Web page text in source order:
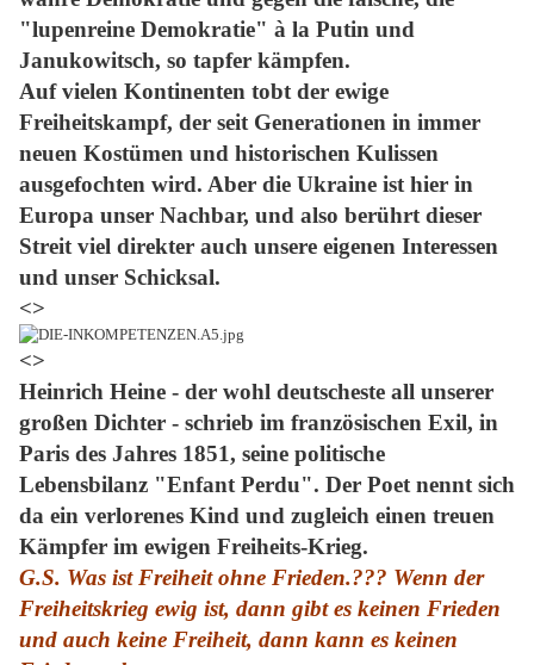
"lupenreine Demokratie" à la Putin und
Janukowitsch, so tapfer kämpfen.
Auf vielen Kontinenten tobt der ewige
Freiheitskampf, der seit Generationen in immer
neuen Kostümen und historischen Kulissen
ausgefochten wird. Aber die Ukraine ist hier in
Europa unser Nachbar, und also berührt dieser
Streit viel direkter auch unsere eigenen Interessen
und unser Schicksal.
<>
<>
Heinrich Heine - der wohl deutscheste all unserer
großen Dichter - schrieb im französischen Exil, in
Paris des Jahres 1851, seine politische
Lebensbilanz "Enfant Perdu". Der Poet nennt sich
da ein verlorenes Kind und zugleich einen treuen
Kämpfer im ewigen Freiheits-Krieg.
G.S. Was ist Freiheit ohne Frieden.??? Wenn der
Freiheitskrieg ewig ist, dann gibt es keinen Frieden
und auch keine Freiheit, dann kann es keinen